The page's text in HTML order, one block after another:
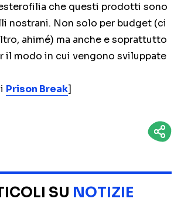
che questi prodotti sono
nostrani. Non solo per budget (ci
ahimé) ma anche e soprattutto
il modo in cui vengono sviluppate
Prison Break]
SU NOTIZIE